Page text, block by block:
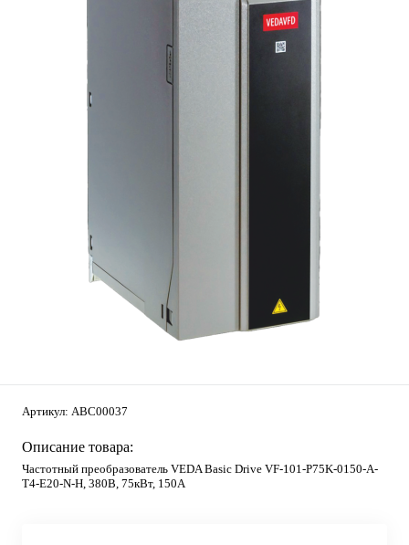
Артикул: ABC00037
Описание товара:
Частотный преобразователь VEDA Basic Drive VF-101-P75K-0150-A-
T4-E20-N-H, 380В, 75кВт, 150А